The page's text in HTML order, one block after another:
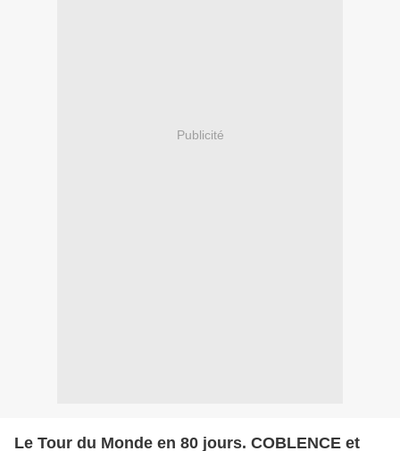
Publicité
Le Tour du Monde en 80 jours. COBLENCE et